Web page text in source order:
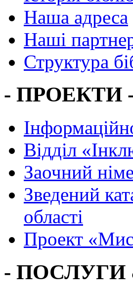
Наша адреса
Наші
Структура
- ПРОЕКТИ
Вiддiл
Заочний
Зведений
області
Проект
- ПОСЛУГИ